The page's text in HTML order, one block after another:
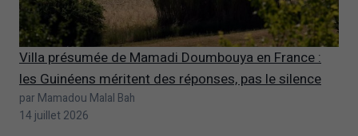
Villa présumée de Mamadi Doumbouya en France :
les Guinéens méritent des réponses, pas le silence
par Mamadou Malal Bah
14 juillet 2026